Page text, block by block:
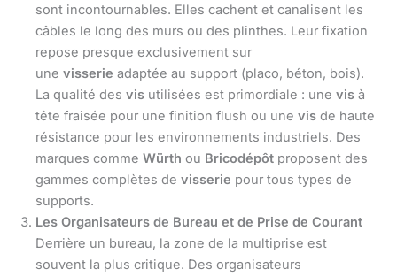
sont incontournables. Elles cachent et canalisent les
câbles le long des murs ou des plinthes. Leur fixation
repose presque exclusivement sur
une visserie adaptée au support (placo, béton, bois).
La qualité des vis utilisées est primordiale : une vis à
tête fraisée pour une finition flush ou une vis de haute
résistance pour les environnements industriels. Des
marques comme Würth ou Bricodépôt proposent des
gammes complètes de visserie pour tous types de
supports.
Les Organisateurs de Bureau et de Prise de Courant
Derrière un bureau, la zone de la multiprise est
souvent la plus critique. Des organisateurs